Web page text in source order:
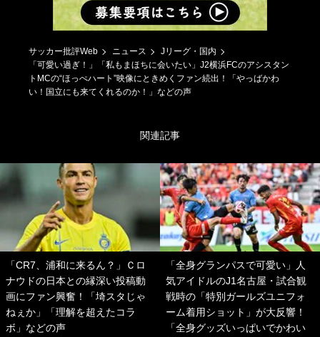
サッカー批評Web ニュース
Jリーグ・国内
「可愛い過ぎ！」「私もまほちに会いたい」J2横浜FCのアシスタン
トMCの“ほっぺハート”映像にときめくファン続出！「やっばかわ
い！国立にも来てくれるのか！」などの声
関連記事
「CR7、浦和に来るん？」Ｃロ
ナウドの日本との縁深い投稿動
画にファン興奮！「埼スタじゃ
ねぇか」「理解を超えたコラ
ボ」などの声
「全身グランパスで可愛い」人
気アイドルのJ1名古屋・試合観
戦時の「特別ガールズユニフォ
ーム着用ショット」が大反響！
「全身グッズいっぱいでかわい